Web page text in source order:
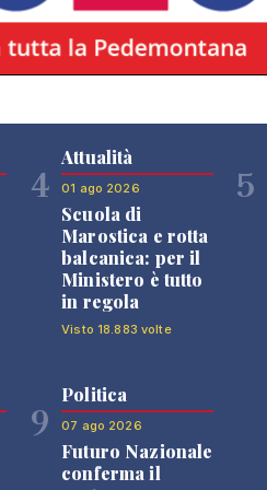
4
Attualità
01 ago 2026
Scuola di
Marostica e rotta
balcanica: per il
Ministero è tutto
in regola
Visto 18.883 volte
5
9
Politica
07 ago 2026
Futuro Nazionale
conferma il